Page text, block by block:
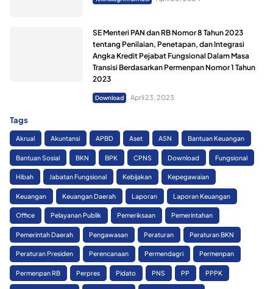
SE Menteri PAN dan RB Nomor 8 Tahun 2023
tentang Penilaian, Penetapan, dan Integrasi
Angka Kredit Pejabat Fungsional Dalam Masa
Transisi Berdasarkan Permenpan Nomor 1 Tahun
2023
Download April 23, 2023
Tags
Akrual Akuntansi APBD Aset ASN Bantuan Keuangan
Bantuan Sosial BKN BPK CPNS Download Fungsional
Hibah Jabatan Fungsional Kebijakan Kepegawaian
Keuangan Keuangan Daerah Laporan Laporan Keuangan
Office Pelayanan Publik Pemeriksaan Pemerintahan
Pemerintah Daerah Pengawasan Peraturan Peraturan BKN
Peraturan Presiden Perencanaan Permendagri Permenpan
Permenpan RB Perpres Pidato PNS PP PPPK